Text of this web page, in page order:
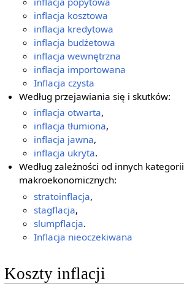
inflacja kosztowa
inflacja kredytowa
inflacja budżetowa
inflacja wewnętrzna
inflacja importowana
Inflacja czysta
Według przejawiania się i skutków:
inflacja otwarta,
inflacja tłumiona,
inflacja jawna,
inflacja ukryta.
Według zależności od innych kategorii
makroekonomicznych:
stratoinflacja,
stagflacja,
slumpflacja.
Inflacja nieoczekiwana
Koszty inflacji